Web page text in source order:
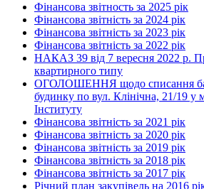
Фінансова звітность за 2025 рік
Фінансова звітність за 2024 рік
Фінансова звітність за 2023 рік
Фінансова звітність за 2022 рік
НАКАЗ 39 від 7 вересня 2022 р.
квартирного типу
ОГОЛОШЕННЯ щодо списання
будинку по вул. Клінічна, 21/19 у
Інституту
Фінансова звітність за 2021 рік
Фінансова звітність за 2020 рік
Фінансова звітність за 2019 рік
Фінансова звітність за 2018 рік
Фінансова звітність за 2017 рік
Річний план закупівель на 2016